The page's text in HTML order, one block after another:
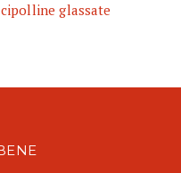
glassate